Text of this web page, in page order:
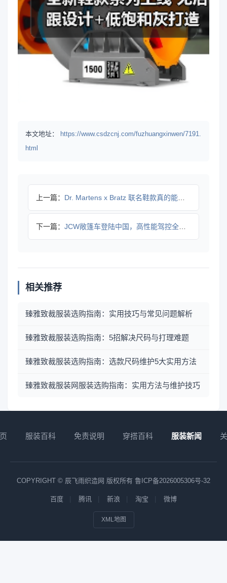
本文地址：
https://www.csdzcnj.com/fuzhuangxinwen/7191.
html
上一篇： Dr. Martens x Bratz 联名鞋款真的能颠覆你
下一篇： JCW敞篷车登陆中国，高性能驾控全新体验
相关推荐
臻雅致裁服装选购指南：实用技巧与常见问题解析
臻雅致裁服装选购指南：5招解决尺码与打理难题
臻雅致裁服装选购指南：选款尺码维护5大实用方法
臻雅致裁服装网服装选购指南：实用方法与维护技巧
服装百科 免责说明 穿搭百科 服装新闻
COPYRIGHT © 辰飞雨织造网 版权所有 鲁ICP备2026005306号-32
百度 腾讯 新浪 淘宝 微博
XML地图